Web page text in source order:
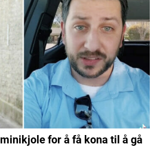
for å få kona til å gå